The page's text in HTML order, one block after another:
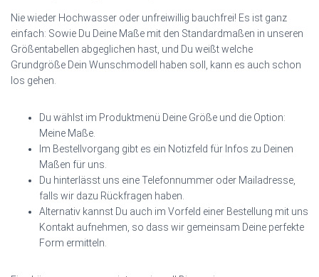
Nie wieder Hochwasser oder unfreiwillig bauchfrei! Es ist ganz
einfach: Sowie Du Deine Maße mit den Standardmaßen in unseren
Größentabellen abgeglichen hast, und Du weißt welche
Grundgröße Dein Wunschmodell haben soll, kann es auch schon
los gehen.
Du wählst im Produktmenü Deine Größe und die Option:
Meine Maße.
Im Bestellvorgang gibt es ein Notizfeld für Infos zu Deinen
Maßen für uns.
Du hinterlässt uns eine Telefonnummer oder Mailadresse,
falls wir dazu Rückfragen haben.
Alternativ kannst Du auch im Vorfeld einer Bestellung mit uns
Kontakt aufnehmen, so dass wir gemeinsam Deine perfekte
Form ermitteln.